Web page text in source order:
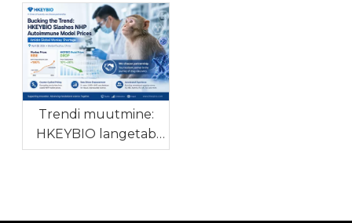
järjepidevusega NHP
Hidradenitis
Suppurativa mudeli,
et võidelda
ülemaailmse
uimastialase uurimis-
ja arendustegevuse
kitsaskohaga
Trendi muutmine:
HKEYBIO langetab
NHP